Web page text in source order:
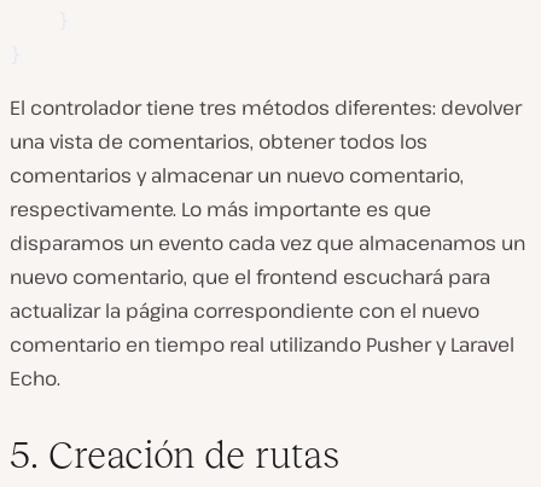
El controlador tiene tres métodos diferentes: devolver
una vista de comentarios, obtener todos los
comentarios y almacenar un nuevo comentario,
respectivamente. Lo más importante es que
disparamos un evento cada vez que almacenamos un
nuevo comentario, que el frontend escuchará para
actualizar la página correspondiente con el nuevo
comentario en tiempo real utilizando Pusher y Laravel
Echo.
5. Creación de rutas